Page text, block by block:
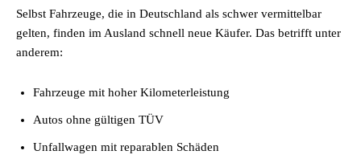
Selbst Fahrzeuge, die in Deutschland als schwer vermittelbar
gelten, finden im Ausland schnell neue Käufer. Das betrifft unter
anderem:
Fahrzeuge mit hoher Kilometerleistung
Autos ohne gültigen TÜV
Unfallwagen mit reparablen Schäden